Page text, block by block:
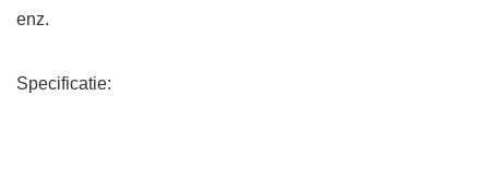
enz.
Specificatie: